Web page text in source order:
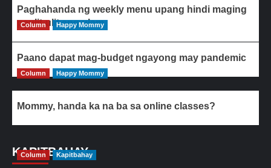
Paghahanda ng weekly menu upang hindi maging
paulit-ulit ang ulam
Column Happy Mommy
Paano dapat mag-budget ngayong may pandemic
Column Happy Mommy
Mommy, handa ka na ba sa online classes?
KAPITBAHAY
Column Kapitbahay